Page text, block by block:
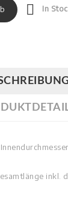
 In
inkl.